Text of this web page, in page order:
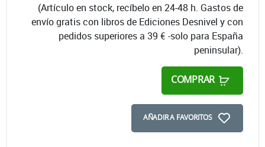
(Artículo en stock, recíbelo en 24-48 h. Gastos de
envío gratis con libros de Ediciones Desnivel y con
pedidos superiores a 39 € -solo para España
peninsular).
COMPRAR
AÑADIR A FAVORITOS